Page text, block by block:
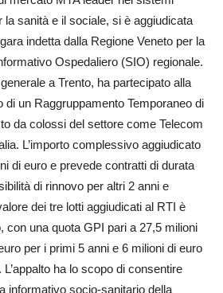
sanità e il sociale, si è aggiudicata
indetta dalla Regione Veneto per la
Ospedaliero (SIO) regionale.
a Trento, ha partecipato alla
di un Raggruppamento Temporaneo di
da colossi del settore come Telecom
L’importo complessivo aggiudicato
di euro e prevede contratti di durata
di rinnovo per altri 2 anni e
dei tre lotti aggiudicati al RTI è
con una quota GPI pari a 27,5 milioni
per i primi 5 anni e 6 milioni di euro
ha lo scopo di consentire
informativo socio-sanitario della